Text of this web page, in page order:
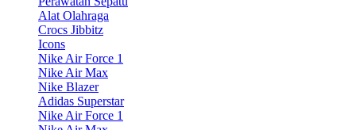
Alat Olahraga
Crocs Jibbitz
Icons
Nike Air Force 1
Nike Air Max
Nike Blazer
Adidas Superstar
Nike Air Force 1